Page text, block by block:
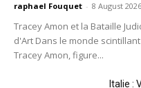
raphael Fouquet - 8 August 2026
Tracey Amon et la Bataille
d'Art Dans le monde
Tracey Amon, figure...
Italie :